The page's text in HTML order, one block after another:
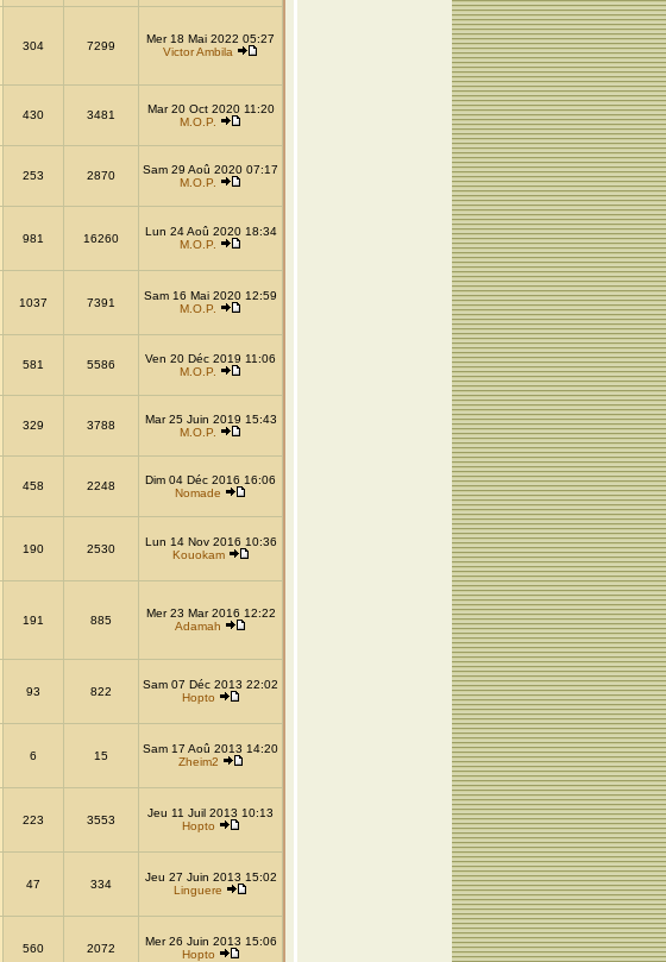
304 7299
Mer 18 Mai 2022 05:27
Victor Ambila
430 3481
Mar 20 Oct 2020 11:20
M.O.P.
253 2870
Sam 29 Aoû 2020 07:17
M.O.P.
981 16260
Lun 24 Aoû 2020 18:34
M.O.P.
1037 7391
Sam 16 Mai 2020 12:59
M.O.P.
581 5586
Ven 20 Déc 2019 11:06
M.O.P.
329 3788
Mar 25 Juin 2019 15:43
M.O.P.
458 2248
Dim 04 Déc 2016 16:06
Nomade
190 2530
Lun 14 Nov 2016 10:36
Kouokam
191 885
Mer 23 Mar 2016 12:22
Adamah
93 822
Sam 07 Déc 2013 22:02
Hopto
6 15
Sam 17 Aoû 2013 14:20
Zheim2
223 3553
Jeu 11 Juil 2013 10:13
Hopto
47 334
Jeu 27 Juin 2013 15:02
Linguere
560 2072
Mer 26 Juin 2013 15:06
Hopto